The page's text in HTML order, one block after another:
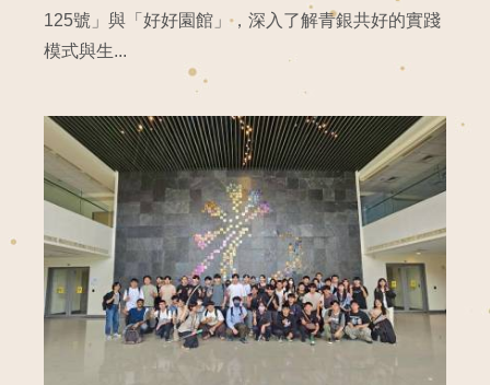
125號」與「好好園館」，深入了解青銀共好的實踐
模式與生...